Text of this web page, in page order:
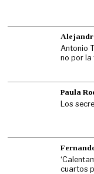
Antonio
no por la
Paula
Los
cuartos